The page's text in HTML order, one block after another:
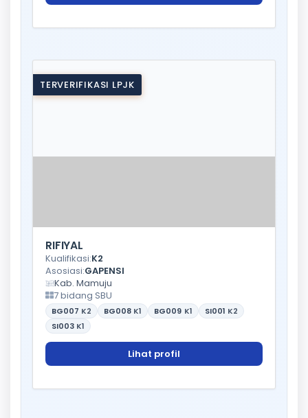
TERVERIFIKASI LPJK
RIFIYAL
Kualifikasi:K2
Asosiasi:GAPENSI
Kab. Mamuju
7 bidang SBU
BG007 K2 BG008 K1 BG009 K1 SI001 K2
SI003 K1
Lihat profil